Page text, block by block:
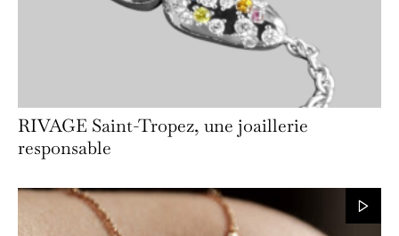
RIVAGE Saint-Tropez, une joaillerie
responsable